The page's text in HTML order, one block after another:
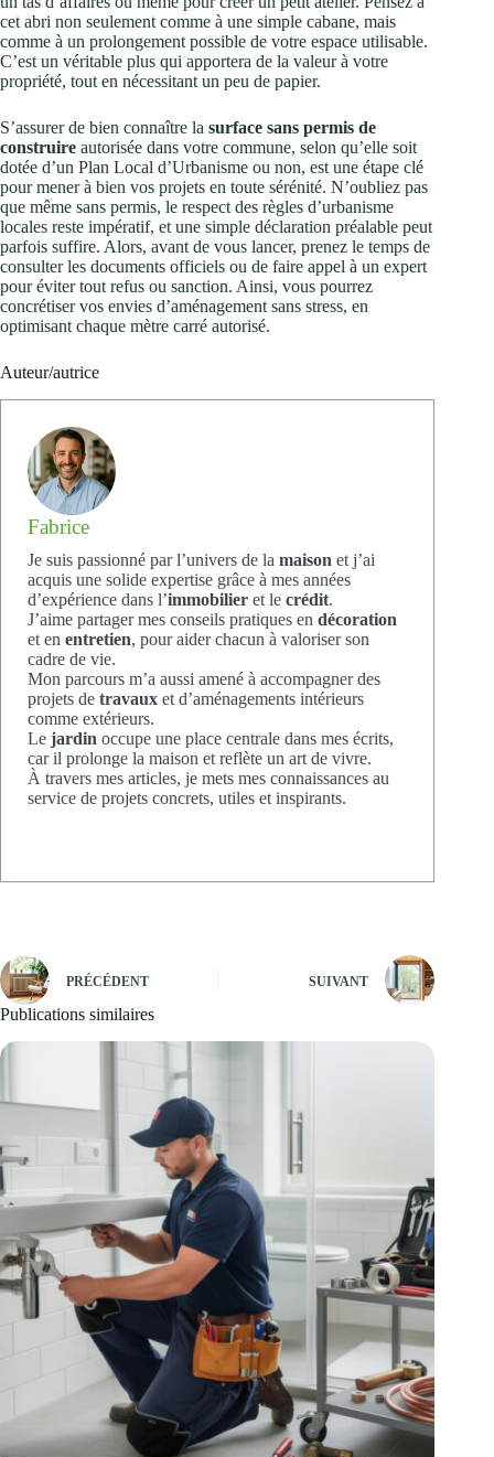
cet abri non seulement comme à une simple cabane, mais
comme à un prolongement possible de votre espace utilisable.
C’est un véritable plus qui apportera de la valeur à votre
propriété, tout en nécessitant un peu de papier.
S’assurer de bien connaître la surface sans permis de
construire autorisée dans votre commune, selon qu’elle soit
dotée d’un Plan Local d’Urbanisme ou non, est une étape clé
pour mener à bien vos projets en toute sérénité. N’oubliez pas
que même sans permis, le respect des règles d’urbanisme
locales reste impératif, et une simple déclaration préalable peut
parfois suffire. Alors, avant de vous lancer, prenez le temps de
consulter les documents officiels ou de faire appel à un expert
pour éviter tout refus ou sanction. Ainsi, vous pourrez
concrétiser vos envies d’aménagement sans stress, en
optimisant chaque mètre carré autorisé.
Auteur/autrice
Fabrice
Je suis passionné par l’univers de la maison et j’ai
acquis une solide expertise grâce à mes années
d’expérience dans l’immobilier et le crédit.
J’aime partager mes conseils pratiques en décoration
et en entretien, pour aider chacun à valoriser son
cadre de vie.
Mon parcours m’a aussi amené à accompagner des
projets de travaux et d’aménagements intérieurs
comme extérieurs.
Le jardin occupe une place centrale dans mes écrits,
car il prolonge la maison et reflète un art de vivre.
À travers mes articles, je mets mes connaissances au
service de projets concrets, utiles et inspirants.
PRÉCÉDENT SUIVANT
Publications similaires